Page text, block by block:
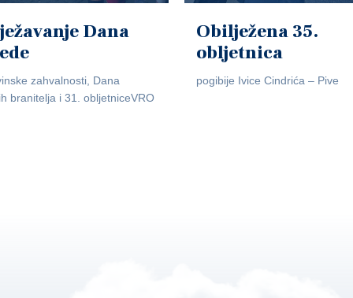
Dana
zahvalnosti, Dana
branitelja i 31. obljetniceVRO
Obilježena 35.
obljetnica
pogibije Ivice Cindrića – Pive